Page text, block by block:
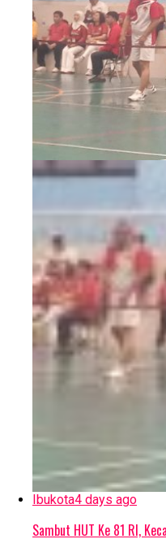
Ibukota4 days ago
Sambut HUT Ke 81 RI,